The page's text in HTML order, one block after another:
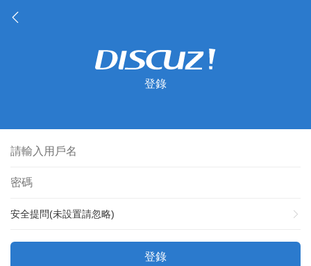
登錄
安全提問(未設置請忽略)
登錄